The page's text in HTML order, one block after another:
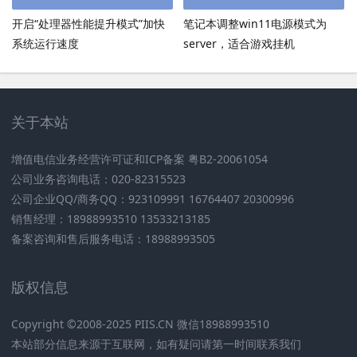
开启“处理器性能提升模式”加快
系统运行速度
笔记本调整win11电源模式为
server，适合游戏挂机
关于本站
增值电信业务经营许可证和ICP备案 粤B2-20061054
公司业务咨询电话：020-82315523
公司企业QQ/商务QQ：923109991 16764407 20300996
销售经理：18988993510 13533213185
备案咨询和售后服务电话：18988993505
版权信息
Copyright ©2008-2025 PIIS.CN 微信18988993510
本站部分信息来源于互联网，如有疑问请第一时间联系我们